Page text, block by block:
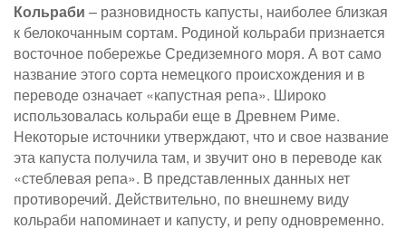
Кольраби – разновидность капусты, наиболее близкая
к белокочанным сортам. Родиной кольраби признается
восточное побережье Средиземного моря. А вот само
название этого сорта немецкого происхождения и в
переводе означает «капустная репа». Широко
использовалась кольраби еще в Древнем Риме.
Некоторые источники утверждают, что и свое название
эта капуста получила там, и звучит оно в переводе как
«стеблевая репа». В представленных данных нет
противоречий. Действительно, по внешнему виду
кольраби напоминает и капусту, и репу одновременно.